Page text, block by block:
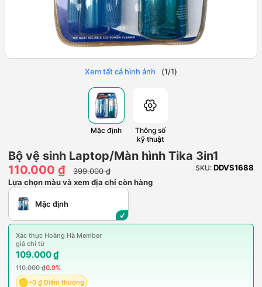
Xem tất cả hình ảnh (1/1)
Mặc định
Thông số
kỹ thuật
Bộ vệ sinh Laptop/Màn hình Tika 3in1
110.000 ₫
399.000 ₫ SKU: DDVS1688
Lựa chọn màu và xem địa chỉ còn hàng
Mặc định
Xác thực Hoàng Hà Member
giá chỉ từ
109.000 ₫
110.000 ₫0.9%
+0 ₫ Điểm thưởng